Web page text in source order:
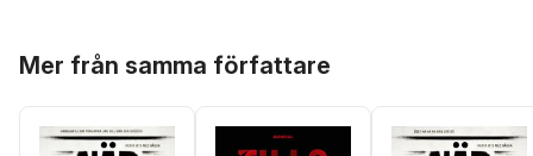
Mer från samma författare